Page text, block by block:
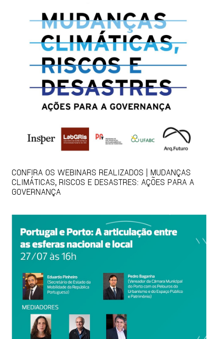
CONFIRA OS WEBINARS REALIZADOS | MUDANÇAS
CLIMÁTICAS, RISCOS E DESASTRES: AÇÕES PARA A
GOVERNANÇA